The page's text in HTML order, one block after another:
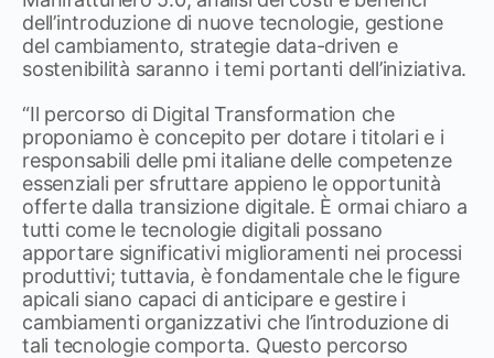
dell’introduzione di nuove tecnologie, gestione
del cambiamento, strategie data-driven e
sostenibilità saranno i temi portanti dell’iniziativa.
“Il percorso di Digital Transformation che
proponiamo è concepito per dotare i titolari e i
responsabili delle pmi italiane delle competenze
essenziali per sfruttare appieno le opportunità
offerte dalla transizione digitale. È ormai chiaro a
tutti come le tecnologie digitali possano
apportare significativi miglioramenti nei processi
produttivi; tuttavia, è fondamentale che le figure
apicali siano capaci di anticipare e gestire i
cambiamenti organizzativi che l’introduzione di
tali tecnologie comporta. Questo percorso